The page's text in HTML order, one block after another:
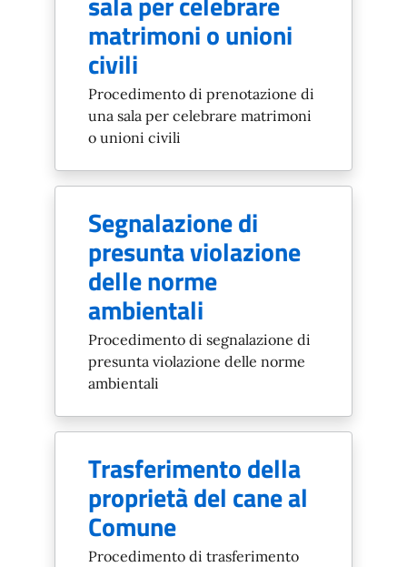
matrimoni o unioni
civili
Procedimento di prenotazione di
una sala per celebrare matrimoni
o unioni civili
Segnalazione di
presunta violazione
delle norme
ambientali
Procedimento di segnalazione di
presunta violazione delle norme
ambientali
Trasferimento della
proprietà del cane al
Comune
Procedimento di trasferimento